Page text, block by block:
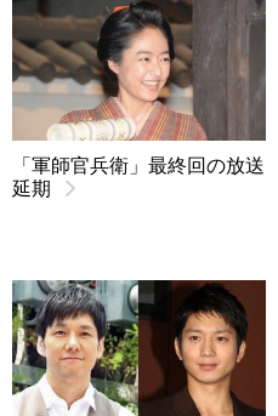
「軍師官兵衛」最終回の放送
延期